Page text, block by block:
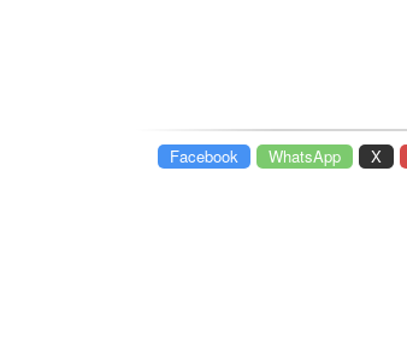
Facebook WhatsApp X